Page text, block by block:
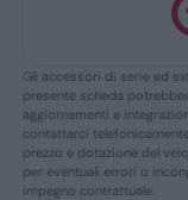
Gli accessori di serie ed
presente scheda
aggiornamenti e
contattarci
prezzo e dotazione del
per eventuali errori o
impegno contrattuale.